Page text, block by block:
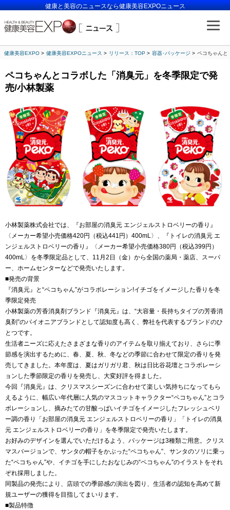
健康と美容のニュースなら健康美容EXPOニュース
健康美容EXPO 健康美容EXPOニュース リリース：TOP 容器･パッケージ ペコちゃんと
ペコちゃんとコラボした「消臭元」を冬季限定で発
売/小林製薬
小林製薬株式会社では、『お部屋の消臭元 エンジェルストロベリーの香り』
〈メーカー希望小売価格420円（税込441円）400mL〉、『トイレの消臭元 エ
ンジェルストロベリーの香り』〈メーカー希望小売価格380円（税込399円）
400mL〉を冬季限定品として、11月2日（金）から全国の薬局・薬店、スーパ
ー、ホームセンターなどで発売いたします。
■発売の背景
『消臭元』と“ペコちゃん”がコラボレーション!イチゴをイメージした香りを冬
季限定発売
小林製薬の芳香消臭剤ブランド『消臭元』は、“大容量・長持ちタイプの芳香消
臭剤”のパイオニアブランドとして認知度も高く、弊社を代表するブランドのひ
とつです。
生活者ニーズに応えたさまざまな香りのアイテムを取り揃えており、さらに季
節感を演出するために、春、夏、秋、冬などの季節に合わせて限定の香りを発
売してきました。本年度は、夏はガリガリ君、秋は日比谷花壇とコラボレーシ
ョンした季節限定の香りを発売し、大変好評を得ました。
今回『消臭元』は、クリスマスシーズンに合わせて楽しい気持ちになってもら
えるように、幅広い年代層に人気のマスコットキャラクター“ペコちゃん”とコラ
ボレーションし、摘みたての甘酸っぱいイチゴをイメージしたフレッシュベリ
ー調の香り「お部屋の消臭元 エンジェルストロベリーの香り」「トイレの消臭
元 エンジェルストロベリーの香り」を冬季限定で発売いたします。
お好みのデザインを選んでいただけるよう、パッケージは3種類ご用意。クリス
マスバージョンで、サンタの帽子をかぶった“ペコちゃん”、サンタのソリに乗っ
た“ペコちゃん”や、イチゴを手にしたおなじみの“ペコちゃん”のイラストをそれ
ぞれ採用しました。
同製品の発売により、店頭での季節感の演出を図り、生活者の認知を高めて新
規ユーザーの獲得を目指してまいります。
■製品特徴